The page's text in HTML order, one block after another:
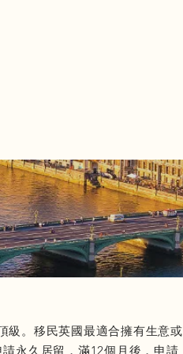
級。移民英國最適合擁有生意或
永久居留，滿12個月後，申請